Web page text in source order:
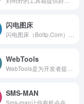
闪电图床
WebTools
SMS-MAN